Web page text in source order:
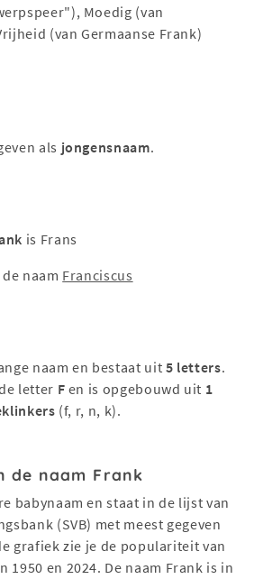
Moedig (van
(van Germaanse Frank)
als jongensnaam.
is Frans
naam Franciscus
naam en bestaat uit 5 letters.
letter F en is opgebouwd uit 1
(f, r, n, k).
de naam Frank
babynaam en staat in de lijst van
(SVB) met meest gegeven
grafiek zie je de populariteit van
1950 en 2024. De naam Frank is in